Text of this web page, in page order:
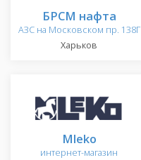
БРСМ нафта
АЗС на Московском пр. 138Г
Харьков
Mleko
интернет-магазин